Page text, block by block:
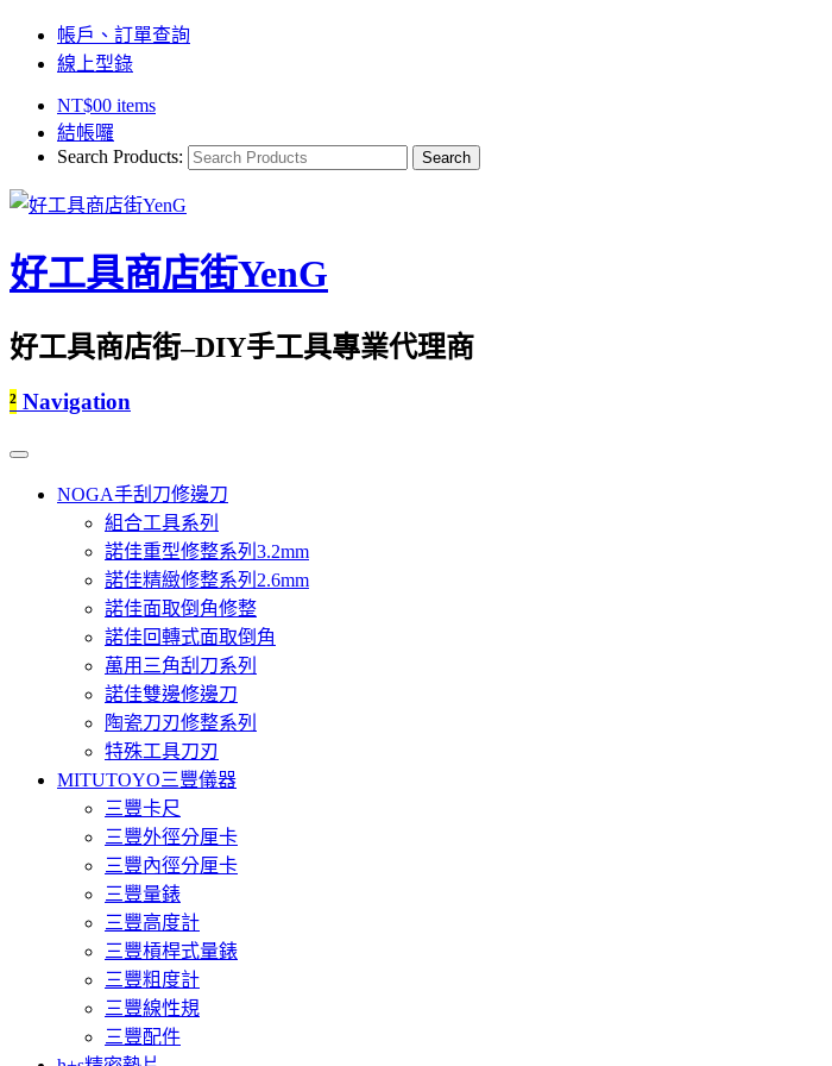
帳戶、訂單查詢
線上型錄
NT$00 items
結帳囉
Search Products:
好工具商店街YenG
好工具商店街–DIY手工具專業代理商
² Navigation
NOGA手刮刀修邊刀
組合工具系列
諾佳重型修整系列3.2mm
諾佳精緻修整系列2.6mm
諾佳面取倒角修整
諾佳回轉式面取倒角
萬用三角刮刀系列
諾佳雙邊修邊刀
陶瓷刀刃修整系列
特殊工具刀刃
MITUTOYO三豐儀器
三豐卡尺
三豐外徑分厘卡
三豐內徑分厘卡
三豐量錶
三豐高度計
三豐槓桿式量錶
三豐粗度計
三豐線性規
三豐配件